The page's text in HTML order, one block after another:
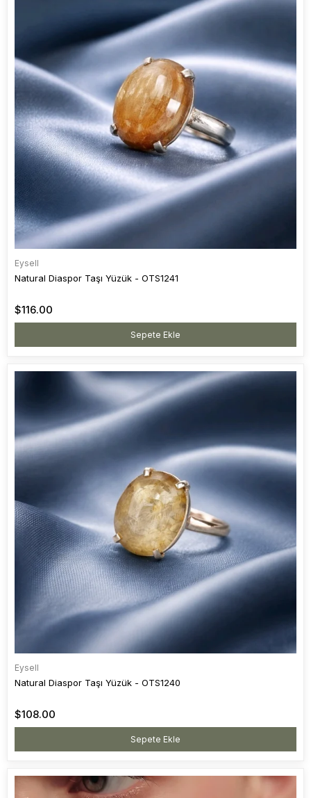
Eysell
Natural Diaspor Taşı Yüzük - OTS1241
$116.00
Sepete Ekle
Eysell
Natural Diaspor Taşı Yüzük - OTS1240
$108.00
Sepete Ekle